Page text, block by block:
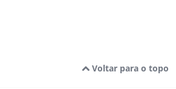
Voltar para o topo